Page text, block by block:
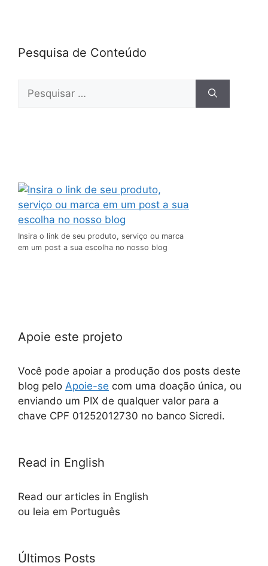
Pesquisa de Conteúdo
Insira o link de seu produto, serviço ou marca
em um post a sua escolha no nosso blog
Apoie este projeto
Você pode apoiar a produção dos posts deste
blog pelo Apoie-se com uma doação única, ou
enviando um PIX de qualquer valor para a
chave CPF 01252012730 no banco Sicredi.
Read in English
Read our articles in English
ou leia em Português
Últimos Posts